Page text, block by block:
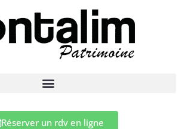
Réserver un rdv en ligne